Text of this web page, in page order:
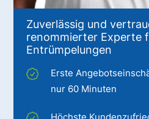
Zuverlässig und
renommierter Experte
Entrümpelungen
Erste
nur 60 Minuten